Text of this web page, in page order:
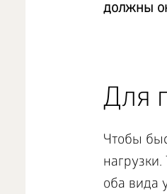
должны
Для
Чтобы
оба вида